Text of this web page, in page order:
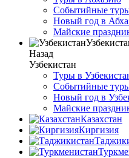
Событийные
Новый год в
Майские
Назад
Узбекистан
Туры в
Событийные
Новый год в
Майские
Казахстан
Киргизия